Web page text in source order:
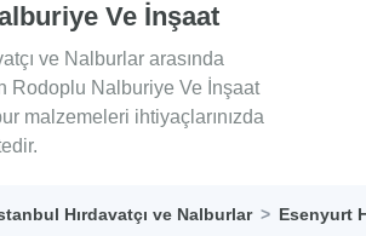
Ve İnşaat
ve Nalburlar arasında
Rodoplu Nalburiye Ve İnşaat
malzemeleri ihtiyaçlarınızda
Hırdavatçı ve Nalburlar Esenyurt